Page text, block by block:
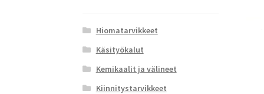
Hiomatarvikkeet
Käsityökalut
Kemikaalit ja välineet
Kiinnitystarvikkeet